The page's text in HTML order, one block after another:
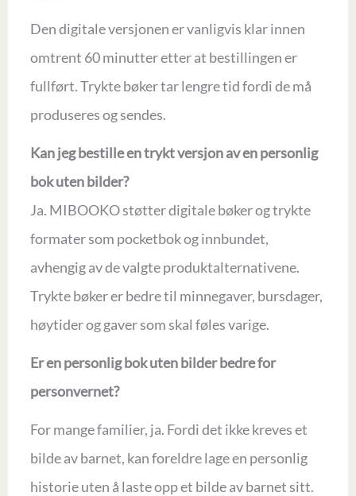
Den digitale versjonen er vanligvis klar innen
omtrent 60 minutter etter at bestillingen er
fullført. Trykte bøker tar lengre tid fordi de må
produseres og sendes.
Kan jeg bestille en trykt versjon av en personlig
bok uten bilder?
Ja. MIBOOKO støtter digitale bøker og trykte
formater som pocketbok og innbundet,
avhengig av de valgte produktalternativene.
Trykte bøker er bedre til minnegaver, bursdager,
høytider og gaver som skal føles varige.
Er en personlig bok uten bilder bedre for
personvernet?
For mange familier, ja. Fordi det ikke kreves et
bilde av barnet, kan foreldre lage en personlig
historie uten å laste opp et bilde av barnet sitt.